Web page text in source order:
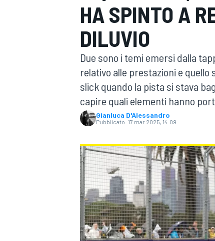
MOTOGP WEC
WRC
HA SPINTO A
DILUVIO
Due sono i temi emersi dalla
relativo alle prestazioni e
slick quando la pista si stava
capire quali elementi hanno
Gianluca D'Alessandro
Pubblicato: 17 mar 2025, 14:09